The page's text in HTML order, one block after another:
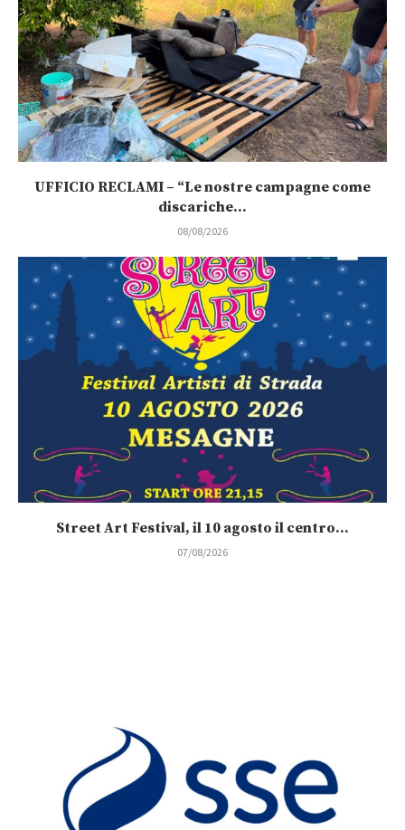
UFFICIO RECLAMI – “Le nostre campagne come
discariche...
08/08/2026
Street Art Festival, il 10 agosto il centro...
07/08/2026